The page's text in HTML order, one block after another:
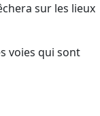
sur les lieux
voies qui sont